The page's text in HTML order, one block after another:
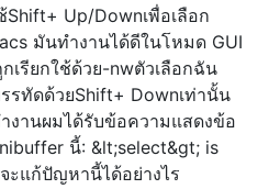
Up/Downเพื่อเลือก
มันทำงานได้ดีในโหมด GUI
เรียกใช้ด้วย-nwตัวเลือกฉัน
รทัดด้วยShift+ Downเท่านั้น
งานผมได้รับข้อความแสดงข้อ
นี้: &lt;select&gt; is
ะแก้ปัญหานี้ได้อย่างไร